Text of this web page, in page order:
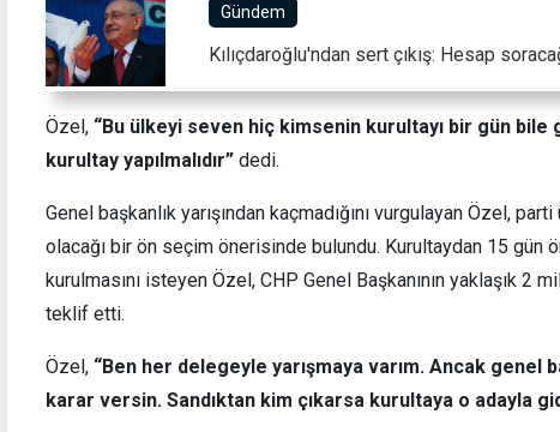
Gündem
Kılıçdaroğlu'ndan sert çıkış: Hesap
Özel, “Bu ülkeyi seven hiç kimsenin kurultayı bir gün
kurultay yapılmalıdır” dedi.
Genel başkanlık yarışından kaçmadığını vurgulayan Özel,
olacağı bir ön seçim önerisinde bulundu. Kurultaydan 15 gün
kurulmasını isteyen Özel, CHP Genel Başkanının yaklaşık 2
teklif etti.
Özel, “Ben her delegeyle yarışmaya varım. Ancak genel
karar versin. Sandıktan kim çıkarsa kurultaya o adayla
Trafik kontrolünde vefat eden abisinin
ehliyetini polise verdi, ceza ödemeye
gidince tutuklandı